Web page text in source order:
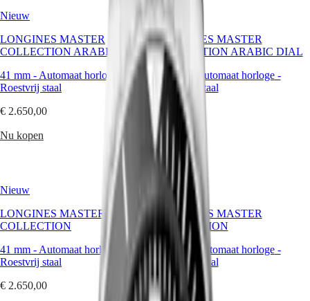
Spirit
LONGINES
SPIRIT
CHRONOGRAPH
LONGINES
PILOT
LONGINES
민
Hong
Kong
(En)
香
港
别
(
India
日
本
澳
門
别
Nieuw
LONGINES MASTER
COLLECTION ARABIC DIAL
41 mm - Automaat horloge
Roestvrij staal
€ 2.650,00
Nu kopen
LONGINES MASTER
COLLECTION ARABIC DIAL
41 mm
Automaat horloge-
Roestvrij staal
€ 2.650,00
Nu kopen
Nieuw
LONGINES MASTER
COLLECTION
41 mm - Automaat horloge
Roestvrij staal
€ 2.650,00
Nieuw
LONGINES MASTER
COLLECTION
41 mm - Automaat horloge-
Roestvrij staal
€ 2.650,00